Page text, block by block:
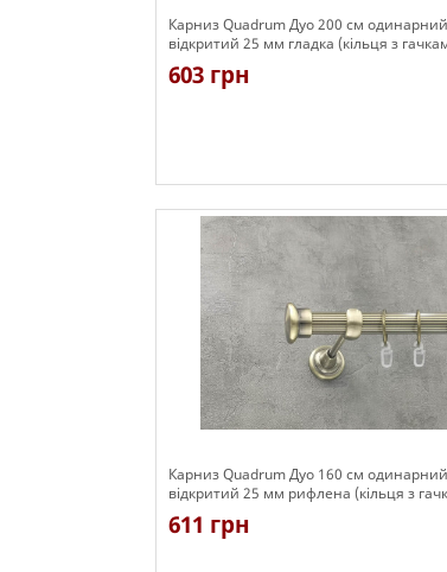
Карниз Quadrum Дуо 200 см
відкритий 25 мм гладка (кільця з
603 грн
Карниз Quadrum Дуо 160 см
відкритий 25 мм рифлена (кільця з
611 грн